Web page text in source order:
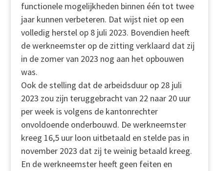
functionele mogelijkheden binnen één tot twee
jaar kunnen verbeteren. Dat wijst niet op een
volledig herstel op 8 juli 2023. Bovendien heeft
de werkneemster op de zitting verklaard dat zij
in de zomer van 2023 nog aan het opbouwen
was.
Ook de stelling dat de arbeidsduur op 28 juli
2023 zou zijn teruggebracht van 22 naar 20 uur
per week is volgens de kantonrechter
onvoldoende onderbouwd. De werkneemster
kreeg 16,5 uur loon uitbetaald en stelde pas in
november 2023 dat zij te weinig betaald kreeg.
En de werkneemster heeft geen feiten en